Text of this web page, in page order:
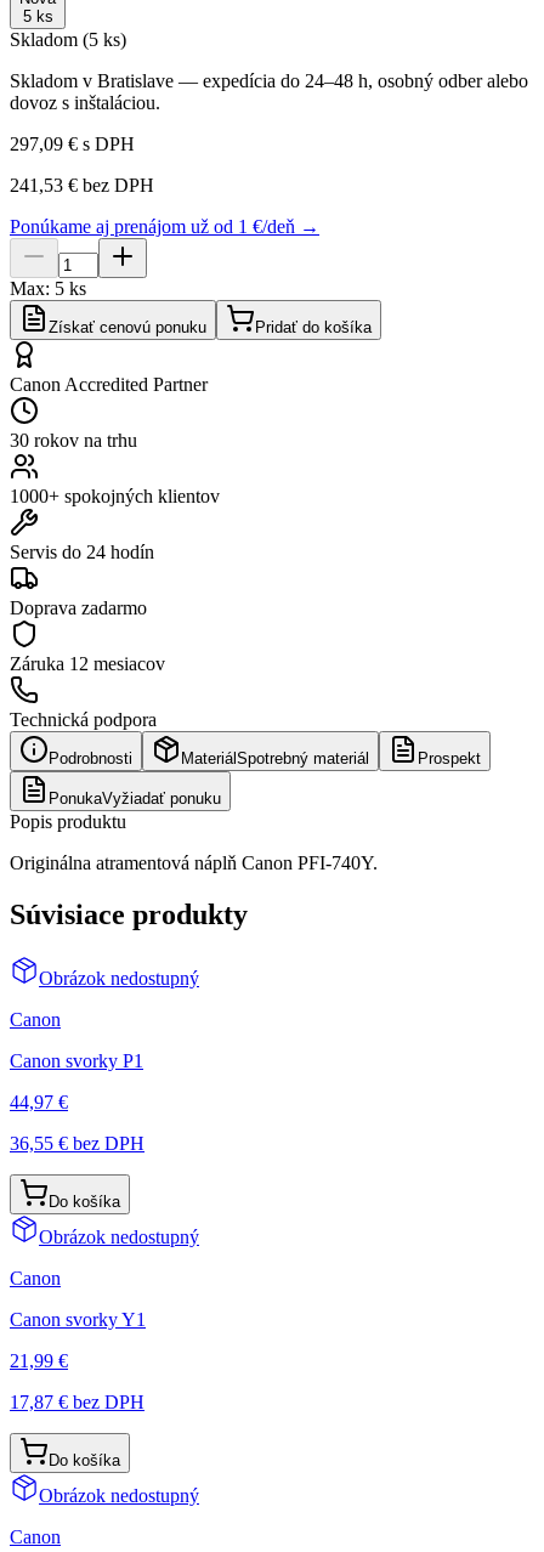
5 ks
Skladom (5 ks)
Skladom v Bratislave — expedícia do 24–48 h, osobný odber alebo
dovoz s inštaláciou.
297,09 € s DPH
241,53 € bez DPH
Ponúkame aj prenájom už od 1 €/deň →
Max: 5 ks
Získať cenovú ponuku Pridať do košíka
Canon Accredited Partner
30 rokov na trhu
1000+ spokojných klientov
Servis do 24 hodín
Doprava zadarmo
Záruka 12 mesiacov
Technická podpora
Podrobnosti Materiál Spotrebný materiál Prospekt
PonukaVyžiadať ponuku
Popis produktu
Originálna atramentová náplň Canon PFI-740Y.
Súvisiace produkty
Obrázok nedostupný
Canon
Canon svorky P1
44,97 €
36,55 € bez DPH
Do košíka
Obrázok nedostupný
Canon
Canon svorky Y1
21,99 €
17,87 € bez DPH
Do košíka
Obrázok nedostupný
Canon